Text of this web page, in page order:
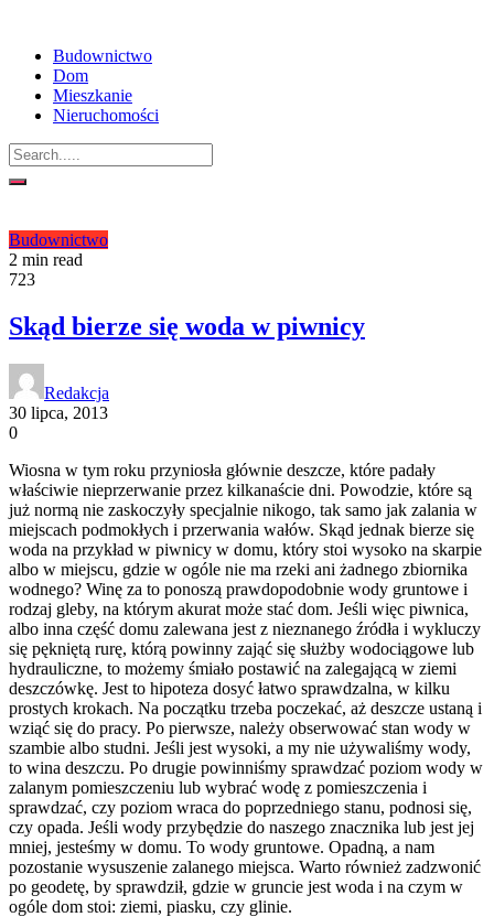
Budownictwo
Dom
Mieszkanie
Nieruchomości
Budownictwo
2 min read
723
Skąd bierze się woda w piwnicy
Redakcja
30 lipca, 2013
0
Wiosna w tym roku przyniosła głównie deszcze, które padały
właściwie nieprzerwanie przez kilkanaście dni. Powodzie, które są
już normą nie zaskoczyły specjalnie nikogo, tak samo jak zalania w
miejscach podmokłych i przerwania wałów. Skąd jednak bierze się
woda na przykład w piwnicy w domu, który stoi wysoko na skarpie
albo w miejscu, gdzie w ogóle nie ma rzeki ani żadnego zbiornika
wodnego? Winę za to ponoszą prawdopodobnie wody gruntowe i
rodzaj gleby, na którym akurat może stać dom. Jeśli więc piwnica,
albo inna część domu zalewana jest z nieznanego źródła i wykluczy
się pękniętą rurę, którą powinny zająć się służby wodociągowe lub
hydrauliczne, to możemy śmiało postawić na zalegającą w ziemi
deszczówkę. Jest to hipoteza dosyć łatwo sprawdzalna, w kilku
prostych krokach. Na początku trzeba poczekać, aż deszcze ustaną i
wziąć się do pracy. Po pierwsze, należy obserwować stan wody w
szambie albo studni. Jeśli jest wysoki, a my nie używaliśmy wody,
to wina deszczu. Po drugie powinniśmy sprawdzać poziom wody w
zalanym pomieszczeniu lub wybrać wodę z pomieszczenia i
sprawdzać, czy poziom wraca do poprzedniego stanu, podnosi się,
czy opada. Jeśli wody przybędzie do naszego znacznika lub jest jej
mniej, jesteśmy w domu. To wody gruntowe. Opadną, a nam
pozostanie wysuszenie zalanego miejsca. Warto również zadzwonić
po geodetę, by sprawdził, gdzie w gruncie jest woda i na czym w
ogóle dom stoi: ziemi, piasku, czy glinie.